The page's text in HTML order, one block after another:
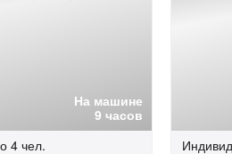
На машине
9 часов
4 чел.